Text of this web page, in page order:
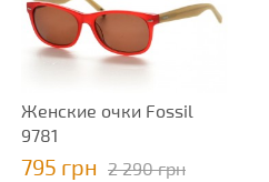
Женские очки Fossil
9781
795 грн 2 290 грн